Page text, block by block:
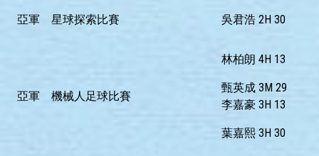
亞軍 星球探索比賽 吳君浩 2H 30
亞軍 機械人足球比賽
林柏朗 4H 13
甄英成 3M 29
李嘉豪 3H 13
葉嘉熙 3H 30